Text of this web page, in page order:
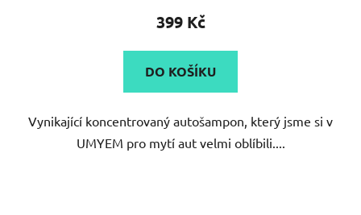
produktu
5,0
z
hvězdiček.
399 Kč
DO KOŠÍKU
Vynikající koncentrovaný autošampon, který jsme si v
UMYEM pro mytí aut velmi oblíbili....